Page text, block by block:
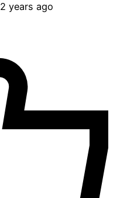
2 years ago